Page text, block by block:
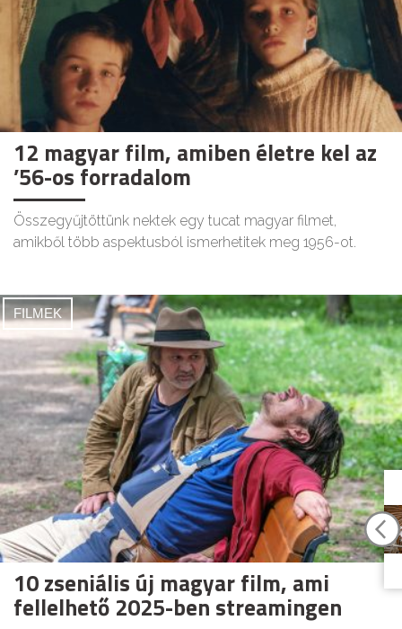
12 magyar film, amiben életre kel az
’56-os forradalom
Összegyűjtöttünk nektek egy tucat magyar filmet,
amikből több aspektusból ismerhetitek meg 1956-ot.
FILMEK
10 zseniális új magyar film, ami
fellelhető 2025-ben streamingen